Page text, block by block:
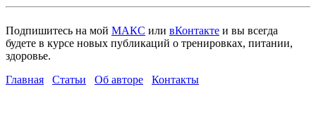
Подпишитесь на мой МАКС или вКонтакте и вы всегда
будете в курсе новых публикаций о тренировках, питании,
здоровье.
Главная
Статьи Об авторе Контакты